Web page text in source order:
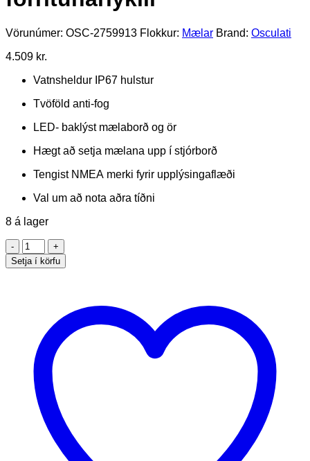
Vörunúmer: OSC-2759913 Flokkur: Mælar Brand: Osculati
4.509 kr.
Vatnsheldur IP67 hulstur
Tvöföld anti-fog
LED- baklýst mælaborð og ör
Hægt að setja mælana upp í stjórborð
Tengist NMEA merki fyrir upplýsingaflæði
Val um að nota aðra tíðni
8 á lager
VDO
ViewLine
forritunarlykill
Setja í körfu